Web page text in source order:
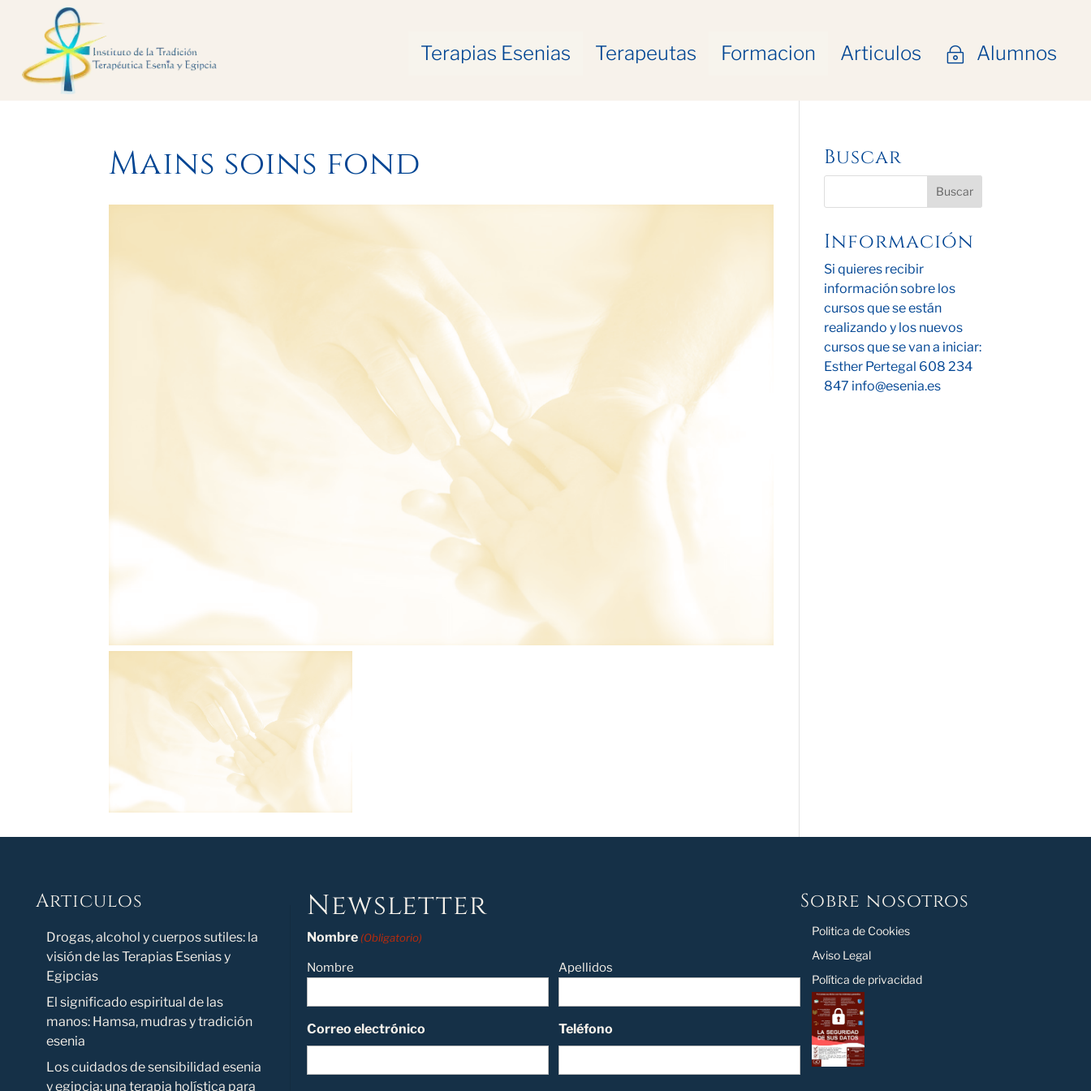
Terapias Esenias Terapeutas Formacion Articulos ~ Alumnos
Mains soins fond Buscar
Información
Si quieres recibir
información sobre los
cursos que se están
realizando y los nuevos
cursos que se van a iniciar:
Esther Pertegal 608 234
847 info@esenia.es
Articulos
Novedad
Drogas, alcohol y cuerpos sutiles: la
visión de las Terapias Esenias y
Egipcias
El significado espiritual de las
manos: Hamsa, mudras y tradición
esenia
Los cuidados de sensibilidad esenia
y egipcia: una terapia holística para
Newsletter
Nombre (Obligatorio)
Nombre Apellidos
Correo electrónico Teléfono
Sobre nosotros
Politica de Cookies
Aviso Legal
Política de privacidad